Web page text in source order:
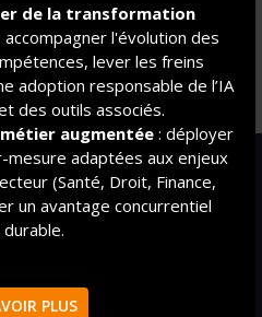
de la transformation
l'évolution des
lever les freins
adoption responsable de l’IA
des outils associés.
augmentée: déployer
mesure adaptées aux enjeux
(Santé, Droit, Finance,
un avantage concurrentiel
durable.
PLUS
professionnel.
du monde et de l'humanité.
MBA spécialisés